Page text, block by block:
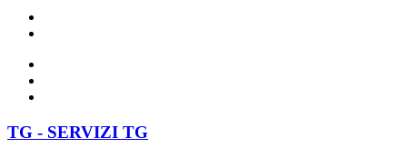
TG - SERVIZI TG